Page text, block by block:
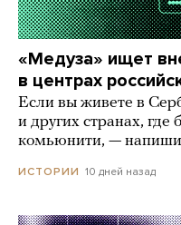
«Медуза» ищет
в центрах
Если вы живете в
и других странах, где
комьюнити, —
ИСТОРИИ 10 дней назад